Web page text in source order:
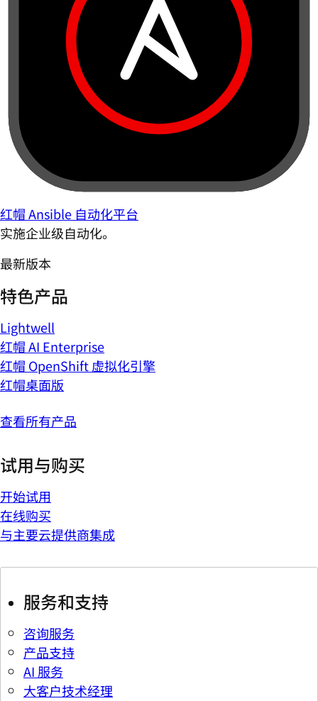
红帽 Ansible 自动化平台
实施企业级自动化。
最新版本
特色产品
Lightwell
红帽 AI Enterprise
红帽 OpenShift 虚拟化引擎
红帽桌面版
查看所有产品
试用与购买
开始试用
在线购买
与主要云提供商集成
服务和支持
咨询服务
产品支持
AI 服务
大客户技术经理